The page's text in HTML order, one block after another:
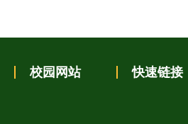
校园网站 快速链接